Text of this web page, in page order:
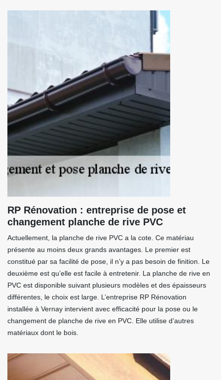
RP Rénovation : entreprise de pose et
changement planche de rive PVC
Actuellement, la planche de rive PVC a la cote. Ce matériau
présente au moins deux grands avantages. Le premier est
constitué par sa facilité de pose, il n’y a pas besoin de finition. Le
deuxième est qu’elle est facile à entretenir. La planche de rive en
PVC est disponible suivant plusieurs modèles et des épaisseurs
différentes, le choix est large. L’entreprise RP Rénovation
installée à Vernay intervient avec efficacité pour la pose ou le
changement de planche de rive en PVC. Elle utilise d’autres
matériaux dont le bois.